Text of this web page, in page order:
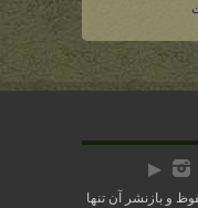
و بازنشر آن تنها